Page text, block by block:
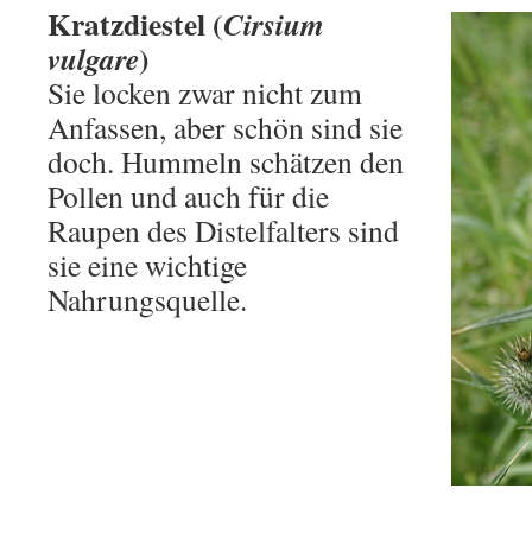
Kratzdiestel (Cirsium
vulgare)
Sie locken zwar nicht zum
Anfassen, aber schön sind sie
doch. Hummeln schätzen den
Pollen und auch für die
Raupen des Distelfalters sind
sie eine wichtige
Nahrungsquelle.